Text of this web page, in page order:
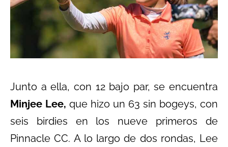
Junto a ella, con 12 bajo par, se encuentra
Minjee Lee, que hizo un 63 sin bogeys, con
seis birdies en los nueve primeros de
Pinnacle CC. A lo largo de dos rondas, Lee